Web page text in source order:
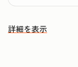
詳細を表示
その他の機能を確認